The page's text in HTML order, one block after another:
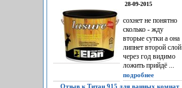
28-09-2015
сохнет не понятно
сколько - жду
вторые сутки а она
липнет второй слой
через год видимо
ложить прийдё ...
подробнее
Отзыв к Титан 915 для ванных комнат